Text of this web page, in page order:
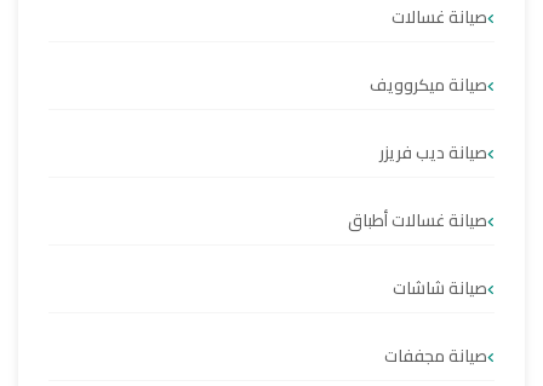
صيانة غسالات
صيانة ميكروويف
صيانة ديب فريزر
صيانة غسالات أطباق
صيانة شاشات
صيانة مجففات